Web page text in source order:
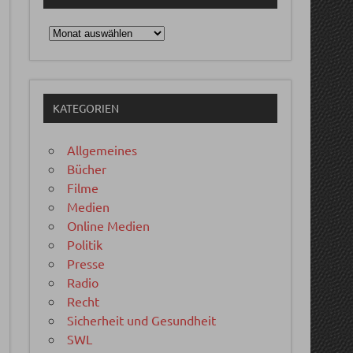
Archiv
KATEGORIEN
Allgemeines
Bücher
Filme
Medien
Online Medien
Politik
Presse
Radio
Recht
Sicherheit und Gesundheit
SWL